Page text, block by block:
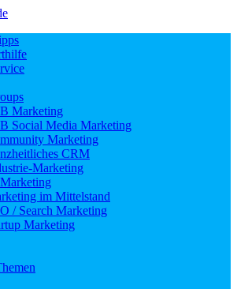
Marketing
Social Media Marketing
Marketing
CRM
Marketing
im Mittelstand
/ Search Marketing
Marketing